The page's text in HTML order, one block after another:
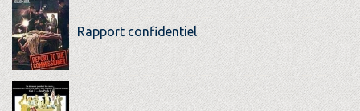
Rapport confidentiel